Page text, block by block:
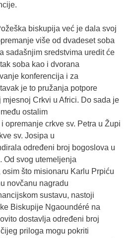
biskupija već je dala svoj
više od dvadeset soba
sadašnjim sredstvima uredit će
soba kao i dvorana
konferencija i za
je to pružanja potpore
Crkvi u Africi. Do sada je
ostalim
opremanje crkve sv. Petra u Župi
sv. Josipa u
određeni broj bogoslova u
Od svog utemeljenja
što misionaru Karlu Prpiću
novčanu nagradu
sustavu, nastoji
Biskupije Ngaoundéré na
dostavlja određeni broj
priloga mogu pokriti